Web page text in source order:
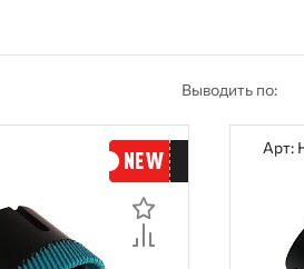
Выводить по:
Арт: